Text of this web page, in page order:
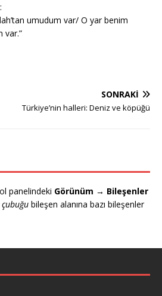
umudum var/ O yar benim
var.”
SONRAKI
Türkiye’nin halleri: Deniz ve köpüğü
panelindeki Görünüm → Bileşenler
bileşen alanına bazı bileşenler